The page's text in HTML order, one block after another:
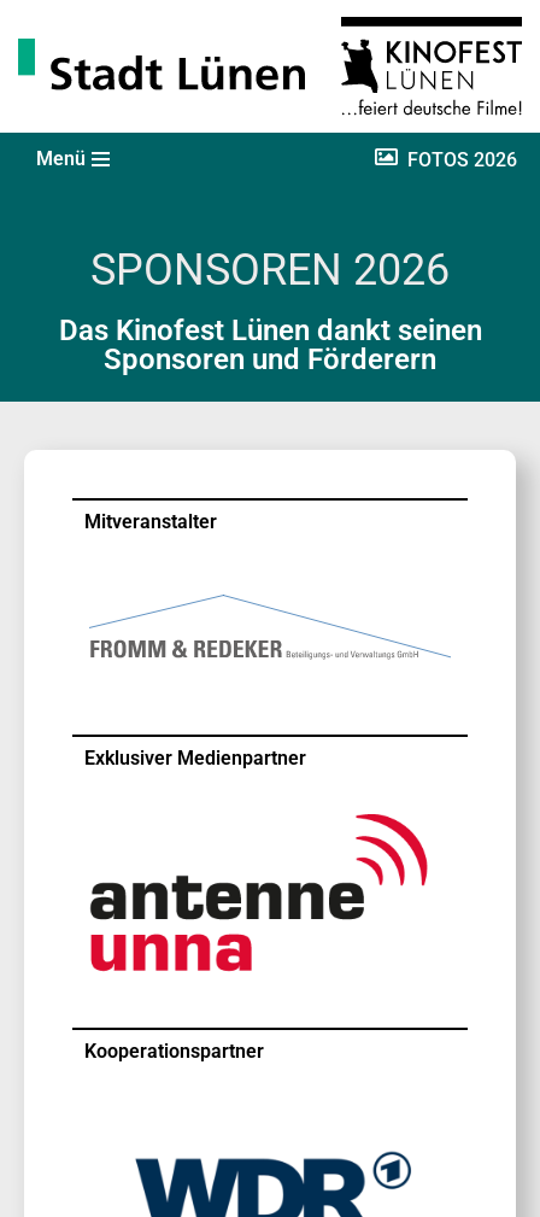
Zum
Inhalt
Menü
FOTOS 2026
SPONSOREN 2026
Das Kinofest Lünen dankt seinen
Sponsoren und Förderern
Mitveranstalter
Exklusiver Medienpartner
Kooperationspartner